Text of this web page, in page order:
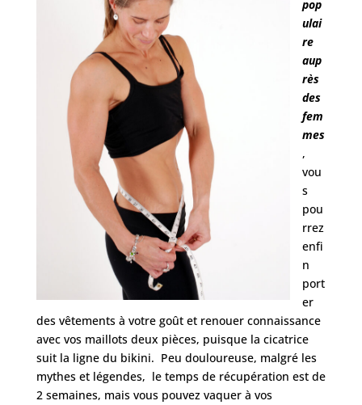
pop
ulai
re
aup
rès
des
fem
mes
,
vou
s
pou
rrez
enfi
n
port
er
des vêtements à votre goût et renouer connaissance
avec vos maillots deux pièces, puisque la cicatrice
suit la ligne du bikini. Peu douloureuse, malgré les
mythes et légendes, le temps de récupération est de
2 semaines, mais vous pouvez vaquer à vos